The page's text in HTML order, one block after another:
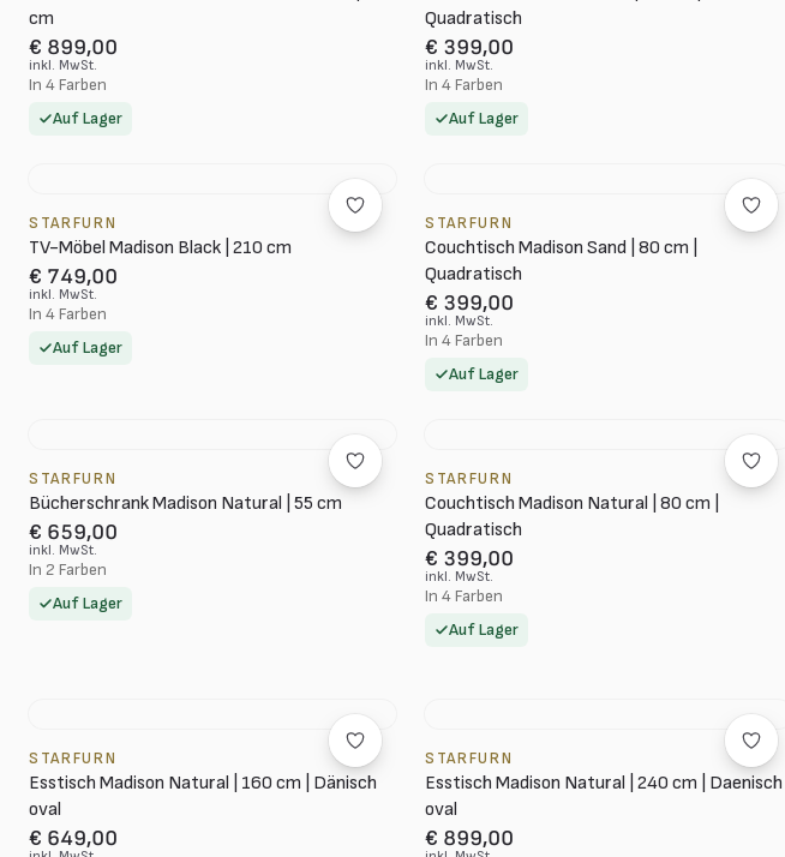
cm
€ 899,00
inkl. MwSt.
In 4 Farben
Auf Lager
Quadratisch
€ 399,00
inkl. MwSt.
In 4 Farben
Auf Lager
STARFURN
TV-Möbel Madison Black | 210 cm
€ 749,00
inkl. MwSt.
In 4 Farben
Auf Lager
STARFURN
Couchtisch Madison Sand | 80 cm |
Quadratisch
€ 399,00
inkl. MwSt.
In 4 Farben
Auf Lager
STARFURN
Bücherschrank Madison Natural | 55 cm
€ 659,00
inkl. MwSt.
In 2 Farben
Auf Lager
STARFURN
Couchtisch Madison Natural | 80 cm |
Quadratisch
€ 399,00
inkl. MwSt.
In 4 Farben
Auf Lager
STARFURN
Esstisch Madison Natural | 160 cm | Dänisch
oval
€ 649,00
STARFURN
Esstisch Madison Natural | 240 cm | Daenisch
oval
€ 899,00